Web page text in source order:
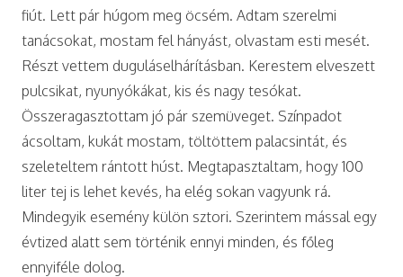
fiút. Lett pár húgom meg öcsém. Adtam szerelmi
tanácsokat, mostam fel hányást, olvastam esti mesét.
Részt vettem duguláselhárításban. Kerestem elveszett
pulcsikat, nyunyókákat, kis és nagy tesókat.
Összeragasztottam jó pár szemüveget. Színpadot
ácsoltam, kukát mostam, töltöttem palacsintát, és
szeleteltem rántott húst. Megtapasztaltam, hogy 100
liter tej is lehet kevés, ha elég sokan vagyunk rá.
Mindegyik esemény külön sztori. Szerintem mással egy
évtized alatt sem történik ennyi minden, és főleg
ennyiféle dolog.